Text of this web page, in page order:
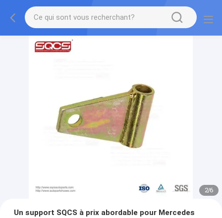
2/6
Un support SQCS à prix abordable pour Mercedes